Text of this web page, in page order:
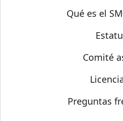
Sobre SMCQué es el
Comité
Preguntas